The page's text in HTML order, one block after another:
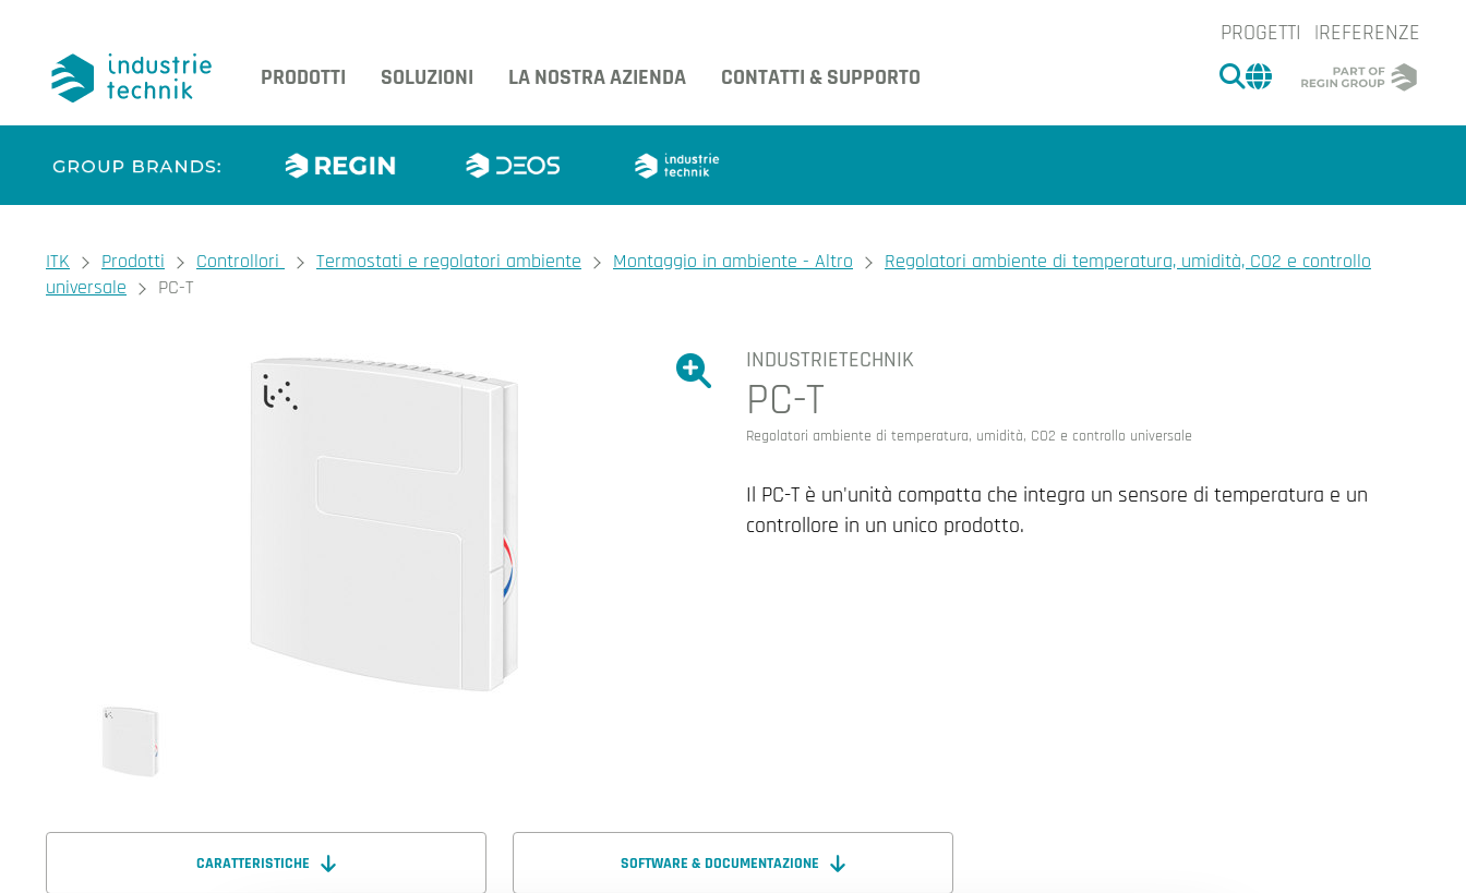
PROGETTI
REFERENZE
PRODOTTI
SOLUZIONI LA NOSTRA AZIENDA CONTATTI & SUPPORTO CERCA
CHANGE MARKET
You are here:
ITK Prodotti Controllori Termostati e regolatori ambiente Montaggio in ambiente - Altro
Regolatori ambiente di temperatura, umidità, CO2 e controllo
universale
PC-T
Ingrandire l'immagine.
Ingrandire l'immagine.
INDUSTRIETECHNIK
PC-T
Regolatori ambiente di temperatura, umidità, CO2 e controllo universale
Il PC-T è un'unità compatta che integra un sensore di temperatura e un
controllore in un unico prodotto.
CARATTERISTICHE SOFTWARE & DOCUMENTAZIONE